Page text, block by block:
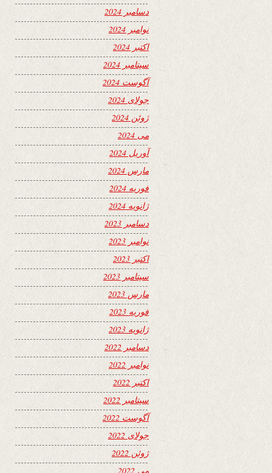
دسامبر 2024
نوامبر 2024
اکتبر 2024
سپتامبر 2024
آگوست 2024
جولای 2024
ژوئن 2024
می 2024
آوریل 2024
مارس 2024
فوریه 2024
ژانویه 2024
دسامبر 2023
نوامبر 2023
اکتبر 2023
سپتامبر 2023
مارس 2023
فوریه 2023
ژانویه 2023
دسامبر 2022
نوامبر 2022
اکتبر 2022
سپتامبر 2022
آگوست 2022
جولای 2022
ژوئن 2022
می 2022